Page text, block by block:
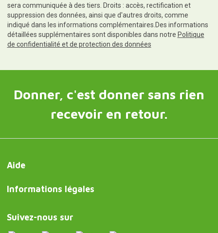
sera communiquée à des tiers. Droits : accès, rectification et
suppression des données, ainsi que d'autres droits, comme
indiqué dans les informations complémentaires.Des informations
détaillées supplémentaires sont disponibles dans notre Politique
de confidentialité et de protection des données
Donner, c'est donner sans rien
recevoir en retour.
Aide
Informations légales
Suivez-nous sur